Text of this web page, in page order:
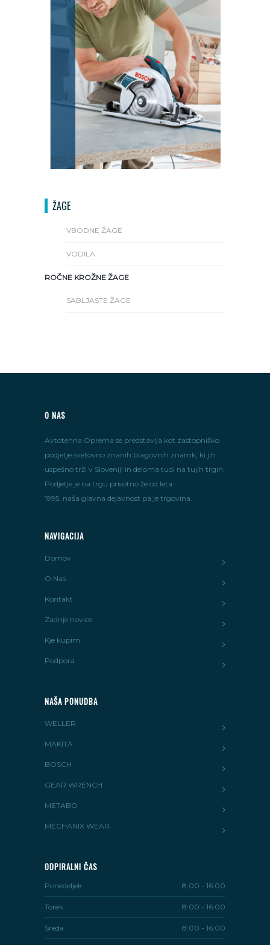
ŽAGE
VBODNE ŽAGE
VODILA
ROČNE KROŽNE ŽAGE
SABLJASTE ŽAGE
O NAS
Avtotehna Oprema se predstavlja kot zastopniško
podjetje svetovno znanih blagovnih znamk, ki jih
uspešno trži v Sloveniji in deloma tudi na tujih trgih.
Podjetje je na trgu prisotno že od leta
1995, naša glavna dejavnost pa je trgovina.
NAVIGACIJA
Domov
O Nas
Kontakt
Zadnje novice
Kje kupim
Podpora
NAŠA PONUDBA
WELLER
MAKITA
BOSCH
GEAR WRENCH
METABO
MECHANIX WEAR
ODPIRALNI ČAS
Ponedeljek 8:00 - 16:00
Torek 8:00 - 16:00
Sreda 8:00 - 16:00